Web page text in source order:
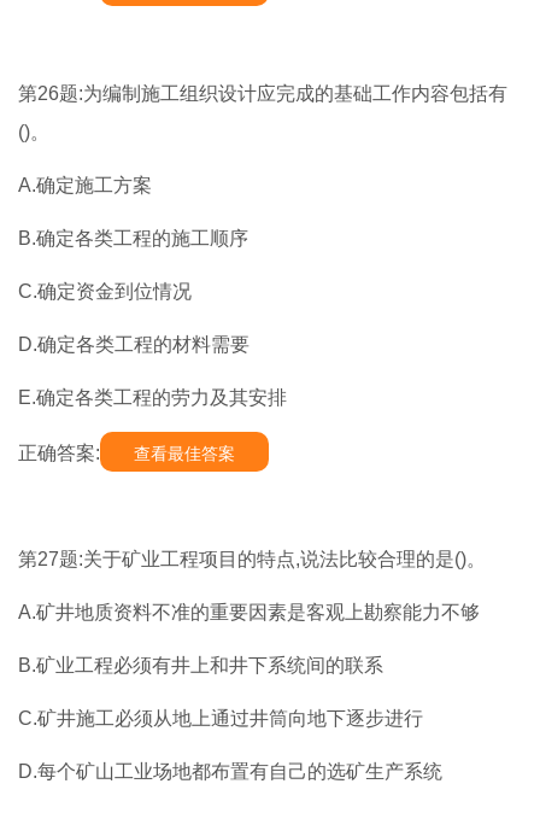
第26题:为编制施工组织设计应完成的基础工作内容包括有
()。
A.确定施工方案
B.确定各类工程的施工顺序
C.确定资金到位情况
D.确定各类工程的材料需要
E.确定各类工程的劳力及其安排
正确答案: 查看最佳答案
第27题:关于矿业工程项目的特点,说法比较合理的是()。
A.矿井地质资料不准的重要因素是客观上勘察能力不够
B.矿业工程必须有井上和井下系统间的联系
C.矿井施工必须从地上通过井筒向地下逐步进行
D.每个矿山工业场地都布置有自己的选矿生产系统